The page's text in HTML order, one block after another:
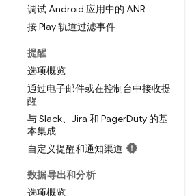
调试 Android 应用中的 ANR
按 Play 轨道过滤事件
提醒
选项概览
通过电子邮件或在控制台中接收提
醒
与 Slack、Jira 和 PagerDuty 的基
本集成
自定义提醒和通知渠道
数据导出和分析
选项概览